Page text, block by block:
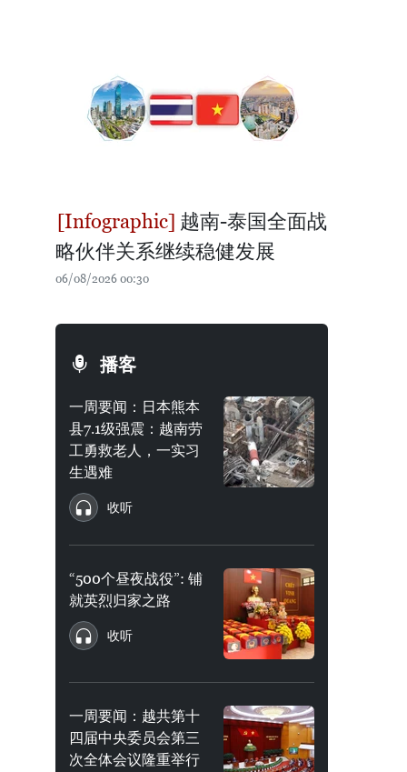
越南-泰国全面战
略伙伴关系继续稳健发展
06/08/2026 00:30
播客
一周要闻：日本熊本
县7.1级强震：越南劳
工勇救老人，一实习
生遇难
收听
“500个昼夜战役”: 铺
就英烈归家之路
收听
一周要闻：越共第十
四届中央委员会第三
次全体会议隆重举行